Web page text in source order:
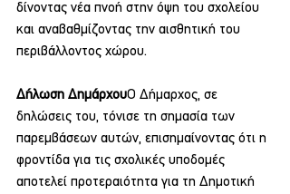
δίνοντας νέα πνοή στην όψη του σχολείου
και αναβαθμίζοντας την αισθητική του
περιβάλλοντος χώρου.
Δήλωση ΔημάρχουΟ Δήμαρχος, σε
δηλώσεις του, τόνισε τη σημασία των
παρεμβάσεων αυτών, επισημαίνοντας ότι η
φροντίδα για τις σχολικές υποδομές
αποτελεί προτεραιότητα για τη Δημοτική